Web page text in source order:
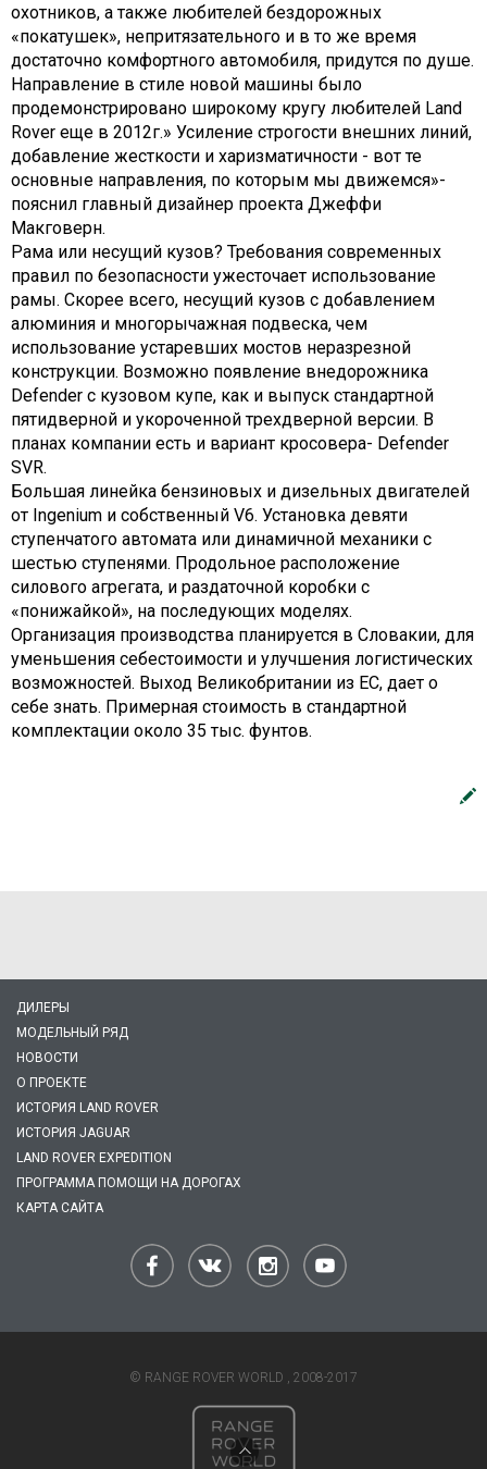
охотников, а также любителей бездорожных
«покатушек», непритязательного и в то же время
достаточно комфортного автомобиля, придутся по душе.
Направление в стиле новой машины было
продемонстрировано широкому кругу любителей Land
Rover еще в 2012г.» Усиление строгости внешних линий,
добавление жесткости и харизматичности - вот те
основные направления, по которым мы движемся»-
пояснил главный дизайнер проекта Джеффи
Макговерн.
Рама или несущий кузов? Требования современных
правил по безопасности ужесточает использование
рамы. Скорее всего, несущий кузов с добавлением
алюминия и многорычажная подвеска, чем
использование устаревших мостов неразрезной
конструкции. Возможно появление внедорожника
Defender с кузовом купе, как и выпуск стандартной
пятидверной и укороченной трехдверной версии. В
планах компании есть и вариант кросовера- Defender
SVR.
Большая линейка бензиновых и дизельных двигателей
от Ingenium и собственный V6. Установка девяти
ступенчатого автомата или динамичной механики с
шестью ступенями. Продольное расположение
силового агрегата, и раздаточной коробки с
«понижайкой», на последующих моделях.
Организация производства планируется в Словакии, для
уменьшения себестоимости и улучшения логистических
возможностей. Выход Великобритании из ЕС, дает о
себе знать. Примерная стоимость в стандартной
комплектации около 35 тыс. фунтов.
ДИЛЕРЫ
МОДЕЛЬНЫЙ РЯД
НОВОСТИ
О ПРОЕКТЕ
ИСТОРИЯ LAND ROVER
ИСТОРИЯ JAGUAR
LAND ROVER EXPEDITION
ПРОГРАММА ПОМОЩИ НА ДОРОГАХ
КАРТА САЙТА
© RANGE ROVER WORLD , 2008-2017